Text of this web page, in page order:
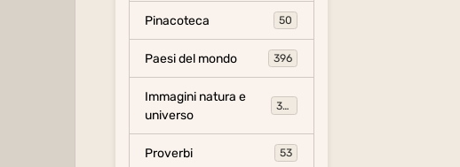
Pinacoteca 50
Paesi del mondo 396
Immagini natura e
universo
306
Proverbi 53